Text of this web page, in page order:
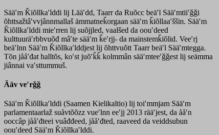
Sääʹm Ǩiõllkaʹlddi lij Lääʹdd, Taarr da Ruõcc beäʹl Sääʹmtiiʹǧǧi
õhttsažtâʹvvjânnmallaš ämmatneǩorgaan sääʹm ǩiõllaaʹššin. Sääʹm
Ǩiõllkaʹlddi mieʹrren lij suõjjled, vaalšed da oouʹdeed
kulttuuräʹrbbvuõđ mâʹte sääʹm ǩeʹrjj- da mainstemǩiõlid. Veeʹrj
beäʹlnn Sääʹm Ǩiõllkaʹlddjest lij õhttvuõtt Taarr beäʹl Sääʹmtegga.
Tõn jååʹđat halltõs, koʹst juõʹǩǩ kolmmân sääʹmteeʹǧǧest lij seämma
jiânnai vaʹsttummuš.
Ääv veʹrǧǧ
Sääʹm Ǩiõllkaʹlddi (Saamen Kielikaltio) lij toiʹmmjam Sääʹm
parlamentaarlaž suåvtõõzz vueʹlnn eeʹjj 2013 rääʹjest, da ååʹn
ooccâp jååʹđteei vuâđđeed, jååʹđted, raaveed da veiddsubun
oouʹdeed Sääʹm Ǩiõllkaʹlddi.